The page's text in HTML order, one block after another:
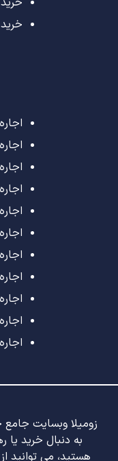
زومیلا وبسایت
به دنبال خرید یا
هستید، می توانید